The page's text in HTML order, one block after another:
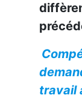
travail